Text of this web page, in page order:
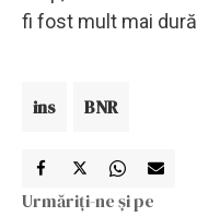
fi fost mult mai
ins BNR
Urmăriți-ne și pe